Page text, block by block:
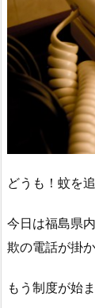
どうも！蚊を
今日は福島県
欺の電話が掛
もう制度が始